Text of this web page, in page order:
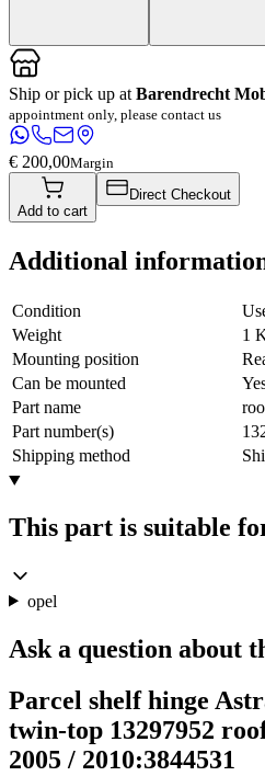
Ship or pick up at Barendrecht
appointment only, please contact us
€ 200,00Margin
Add to cart
Direct Checkout
Additional
Condition
Weight
1
Mounting position
Can be mounted
Part name
Part number(s)
Shipping method
This part is suitable
opel
Ask a question about
Parcel shelf hinge
twin-top 13297952
2005 / 2010:3844531